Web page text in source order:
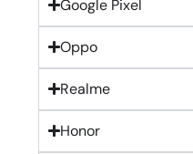
Google Pixel
Oppo
Realme
Honor